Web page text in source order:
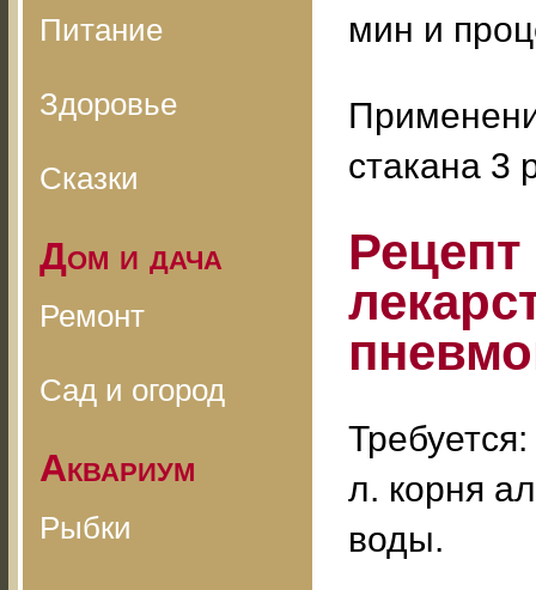
Питание
Здоровье
Сказки
Дом и дача
Ремонт
Сад и огород
Аквариум
Рыбки
мин и
стакана 3
л. корня
воды.